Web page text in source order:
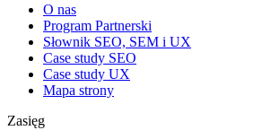
O nas
Program Partnerski
Słownik SEO, SEM i UX
Case study SEO
Case study UX
Mapa strony
Zasięg